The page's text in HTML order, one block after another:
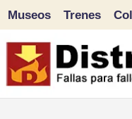
Saltar
al
Museos Trenes